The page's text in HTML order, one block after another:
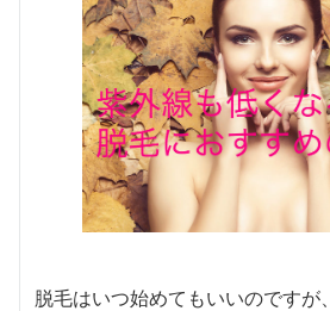
脱毛はいつ始めてもいいのですが